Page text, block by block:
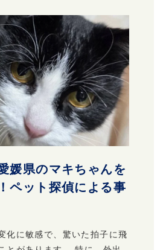
媛県のマキちゃんを
ペット探偵による事
化に敏感で、驚いた拍子に飛